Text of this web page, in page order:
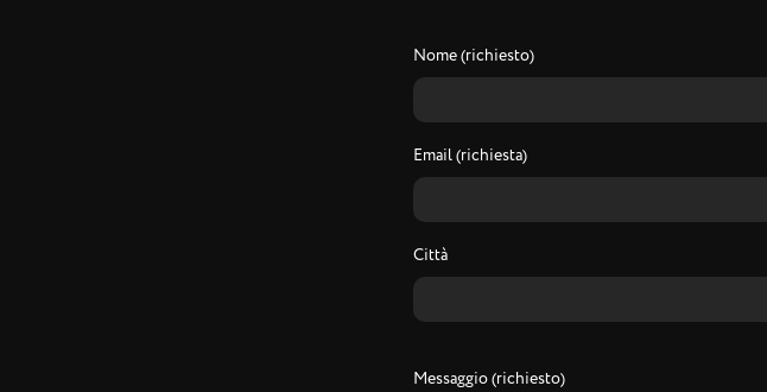
Nome (richiesto)
Email (richiesta)
Città
Messaggio (richiesto)